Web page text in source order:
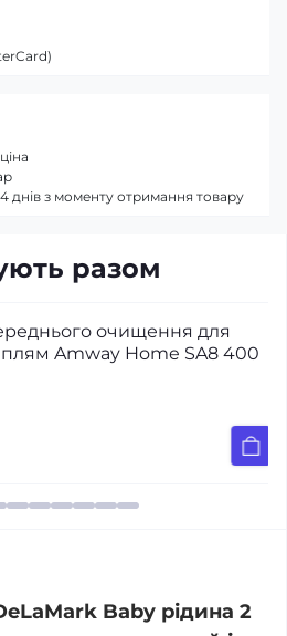
разом
очищення для
Amway Home SA8 400
Baby рідина 2
днів з моменту отримання товару